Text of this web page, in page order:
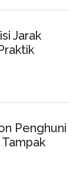
Jarak
Penghuni